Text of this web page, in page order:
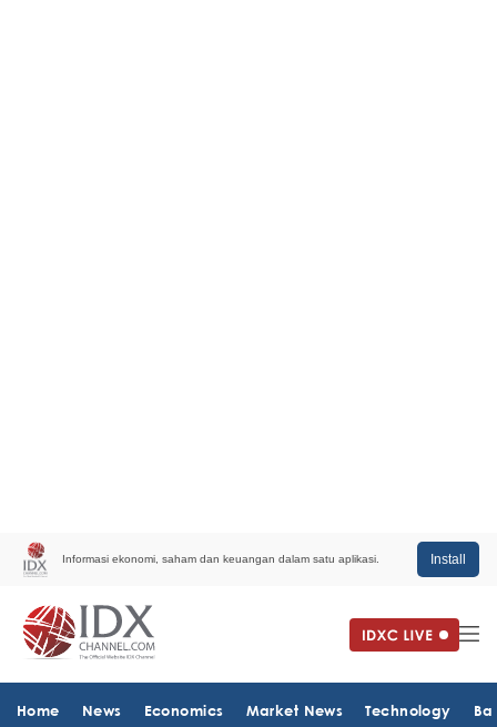
Informasi ekonomi, saham dan keuangan dalam satu aplikasi. Install
Home News Economics Market News Technology